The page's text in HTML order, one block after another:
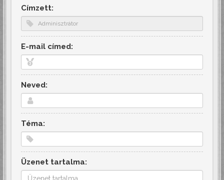
Címzett:
E-mail címed:
Neved:
Téma:
Üzenet tartalma: